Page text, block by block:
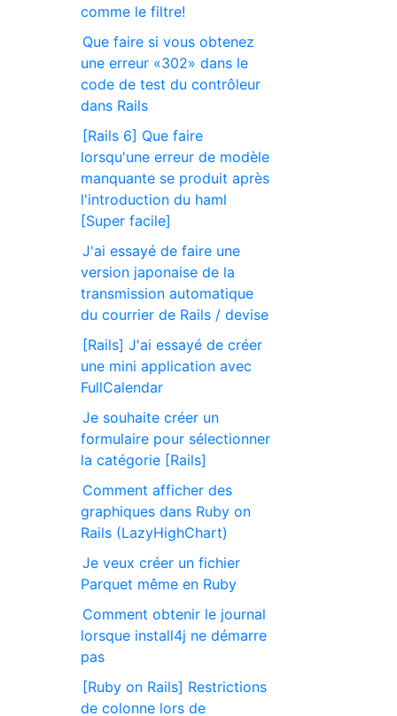
comme le filtre!
Que faire si vous obtenez
une erreur «302» dans le
code de test du contrôleur
dans Rails
[Rails 6] Que faire
lorsqu'une erreur de modèle
manquante se produit après
l'introduction du haml
[Super facile]
J'ai essayé de faire une
version japonaise de la
transmission automatique
du courrier de Rails / devise
[Rails] J'ai essayé de créer
une mini application avec
FullCalendar
Je souhaite créer un
formulaire pour sélectionner
la catégorie [Rails]
Comment afficher des
graphiques dans Ruby on
Rails (LazyHighChart)
Je veux créer un fichier
Parquet même en Ruby
Comment obtenir le journal
lorsque install4j ne démarre
pas
[Ruby on Rails] Restrictions
de colonne lors de